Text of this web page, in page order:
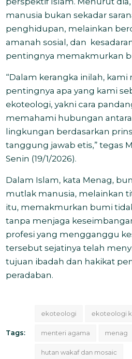
manusia bukan sekadar
penghidupan, melainkan
amanah sosial, dan
pentingnya memakmurkan
“Dalam kerangka inilah, kami
pentingnya apa yang kami
ekoteologi, yakni cara
memahami hubungan
lingkungan berdasarkan
tanggung jawab etis,” tegas
Senin (19/1/2026).
Dalam Islam, kata Menag,
mutlak manusia, melainkan
itu, memakmurkan bumi
tanpa menjaga
profesi yang mengganggu
tersebut sejatinya telah
tujuan ibadah dan hakikat
peradaban.
Tags:
ekoteologi ekoteologi
menteri agama menag
hutan wakaf dan mosaic